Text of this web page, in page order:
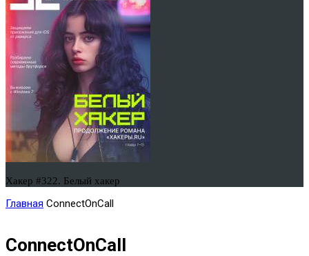
Хакер #322. Белый хакер
Главная ConnectOnCall
ConnectOnCall